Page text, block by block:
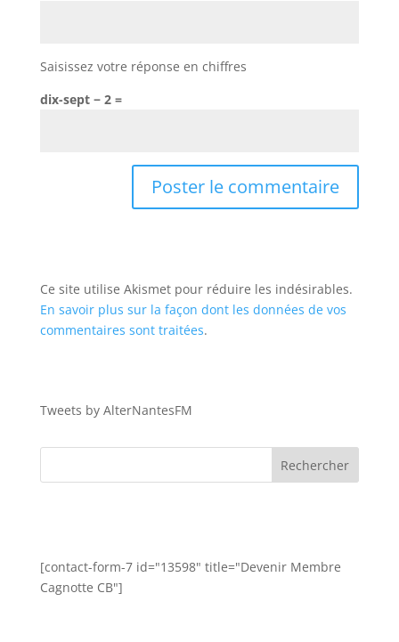
Saisissez votre réponse en chiffres
dix-sept − 2 =
Ce site utilise Akismet pour réduire les indésirables.
En savoir plus sur la façon dont les données de vos
commentaires sont traitées.
Tweets by AlterNantesFM
[contact-form-7 id="13598" title="Devenir Membre
Cagnotte CB"]